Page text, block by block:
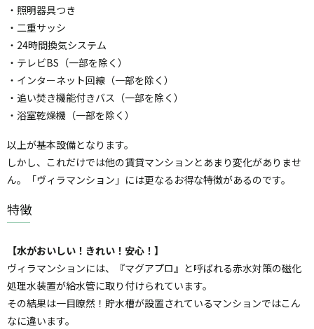
・照明器具つき
・二重サッシ
・24時間換気システム
・テレビBS（一部を除く）
・インターネット回線（一部を除く）
・追い焚き機能付きバス（一部を除く）
・浴室乾燥機（一部を除く）
以上が基本設備となります。
しかし、これだけでは他の賃貸マンションとあまり変化がありませ
ん。「ヴィラマンション」には更なるお得な特徴があるのです。
特徴
【水がおいしい！きれい！安心！】
ヴィラマンションには、『マグアプロ』と呼ばれる赤水対策の磁化
処理水装置が給水管に取り付けられています。
その結果は一目瞭然！貯水槽が設置されているマンションではこん
なに違います。